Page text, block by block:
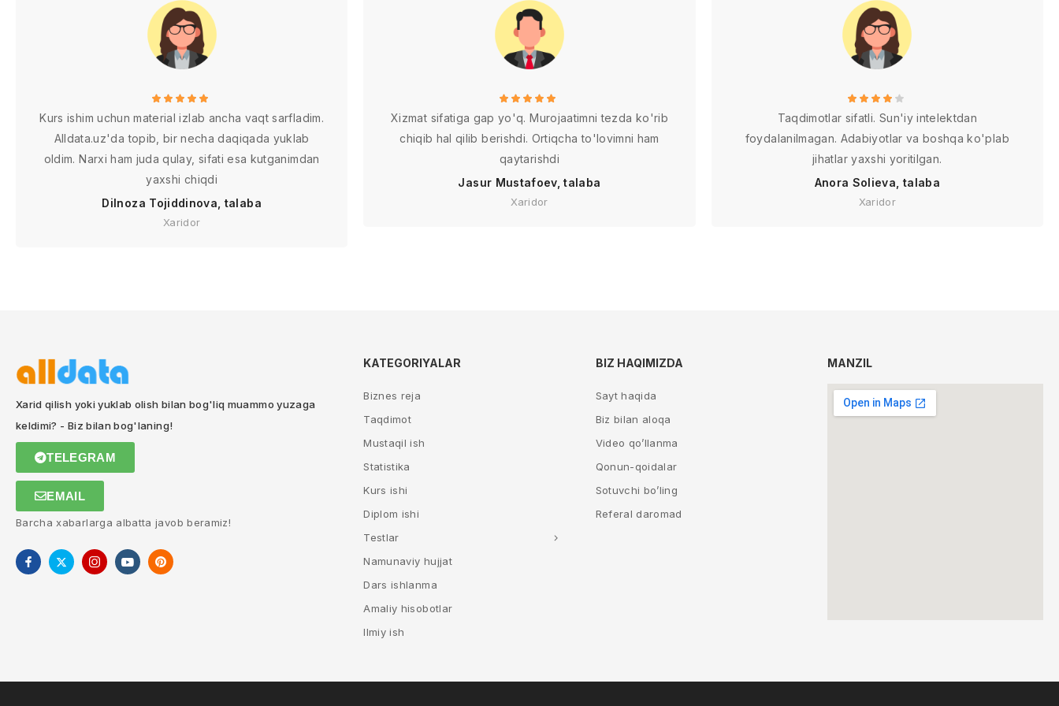
Kurs ishim uchun material izlab ancha vaqt sarfladim.
Alldata.uz'da topib, bir necha daqiqada yuklab
oldim. Narxi ham juda qulay, sifati esa kutganimdan
yaxshi chiqdi
Dilnoza Tojiddinova, talaba
Xaridor
Xizmat sifatiga gap yo'q. Murojaatimni tezda ko'rib
chiqib hal qilib berishdi. Ortiqcha to'lovimni ham
qaytarishdi
Jasur Mustafoev, talaba
Xaridor
Taqdimotlar sifatli. Sun'iy intelektdan
foydalanilmagan. Adabiyotlar va boshqa ko'plab
jihatlar yaxshi yoritilgan.
Anora Solieva, talaba
Xaridor
Xarid qilish yoki yuklab olish bilan bog'liq muammo yuzaga
keldimi? - Biz bilan bog'laning!
TELEGRAM
EMAIL
Barcha xabarlarga albatta javob beramiz!
KATEGORIYALAR
Biznes reja
Taqdimot
Mustaqil ish
Statistika
Kurs ishi
Diplom ishi
Testlar
Namunaviy hujjat
Dars ishlanma
Amaliy hisobotlar
Ilmiy ish
BIZ HAQIMIZDA
Sayt haqida
Biz bilan aloqa
Video qo’llanma
Qonun-qoidalar
Sotuvchi bo’ling
Referal daromad
MANZIL